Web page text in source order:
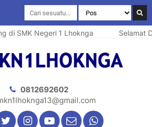
di SMK Negeri 1 Lhoknga Selamat
0812692602